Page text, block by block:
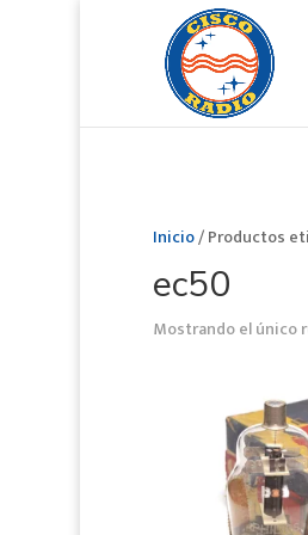
Inicio/ Productos
ec50
Mostrando el único